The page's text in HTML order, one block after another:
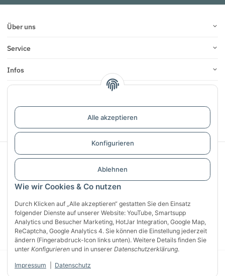
Wie wir Cookies & Co nutzen
Durch Klicken auf „Alle akzeptieren“ gestatten Sie den Einsatz
folgender Dienste auf unserer Website: YouTube, Smartsupp
Analytics und Besucher Marketing, HotJar Integration, Google Map,
ReCaptcha, Google Analytics 4. Sie können die Einstellung jederzeit
ändern (Fingerabdruck-Icon links unten). Weitere Details finden Sie
unter Konfigurieren und in unserer Datenschutzerklärung.
Impressum Datenschutz
Alle akzeptieren
Konfigurieren
Ablehnen
Über uns
Service
Infos
Bewertungen
Vertrag widerrufen
Sichere Zahlung mit:
© 2026 CG Heunetze Christoph Gehrmann
USt., zzgl.